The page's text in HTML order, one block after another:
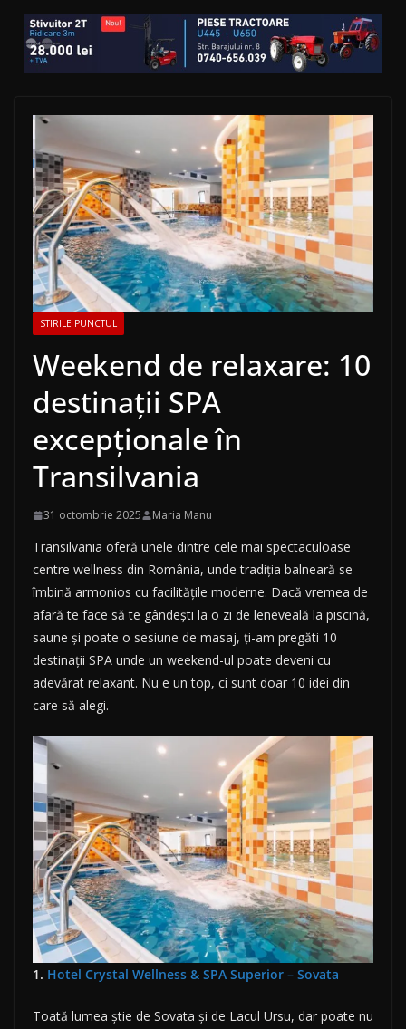
STIRILE PUNCTUL
Weekend de relaxare: 10
destinații SPA
excepționale în
Transilvania
31 octombrie 2025 Maria Manu
Transilvania oferă unele dintre cele mai spectaculoase
centre wellness din România, unde tradiția balneară se
îmbină armonios cu facilitățile moderne. Dacă vremea de
afară te face să te gândești la o zi de leneveală la piscină,
saune și poate o sesiune de masaj, ți-am pregăti 10
destinații SPA unde un weekend-ul poate deveni cu
adevărat relaxant. Nu e un top, ci sunt doar 10 idei din
care să alegi.
1. Hotel Crystal Wellness & SPA Superior – Sovata
Toată lumea știe de Sovata și de Lacul Ursu, dar poate nu